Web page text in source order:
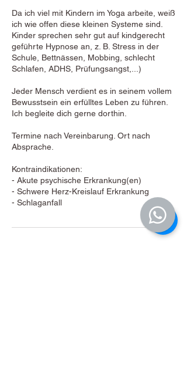
Da ich viel mit Kindern im Yoga arbeite, weiß
ich wie offen diese kleinen Systeme sind.
Kinder sprechen sehr gut auf kindgerecht
geführte Hypnose an, z. B. Stress in der
Schule, Bettnässen, Mobbing, schlecht
Schlafen, ADHS, Prüfungsangst,...)
Jeder Mensch verdient es in seinem vollem
Bewusstsein ein erfülltes Leben zu führen.
Ich begleite dich gerne dorthin.
Termine nach Vereinbarung. Ort nach
Absprache.
Kontraindikationen:
- Akute psychische Erkrankung(en)
- Schwere Herz-Kreislauf Erkrankung
- Schlaganfall